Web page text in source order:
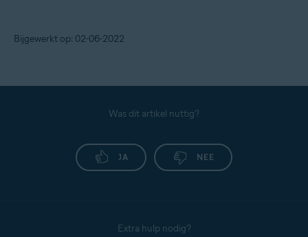
Bijgewerkt op: 02-06-2022
Was dit artikel nuttig?
JA NEE
Extra hulp nodig?